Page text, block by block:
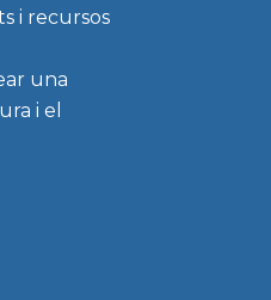
i recursos
una
i el